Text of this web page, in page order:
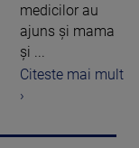
medicilor au
ajuns și mama
și ...
Citeste mai mult
›